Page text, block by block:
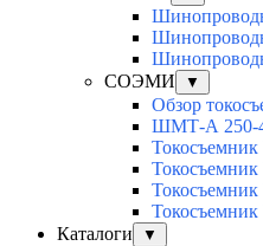
СОЭМИ
▼
Обзор
ШМТ-А 250-
Каталоги
▼